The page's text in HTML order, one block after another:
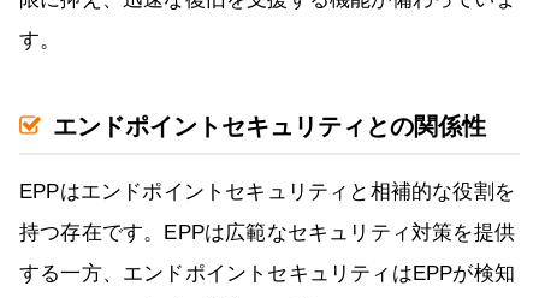
す。
エンドポイントセキュリティとの関係性
EPPはエンドポイントセキュリティと相補的な役割を
持つ存在です。EPPは広範なセキュリティ対策を提供
する一方、エンドポイントセキュリティはEPPが検知